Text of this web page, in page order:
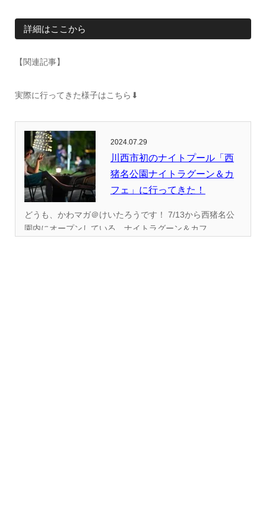
詳細はここから
【関連記事】
実際に行ってきた様子はこちら⬇︎
2024.07.29
川西市初のナイトプール「西
猪名公園ナイトラグーン＆カ
フェ」に行ってきた！
どうも、かわマガ＠けいたろうです！ 7/13から西猪名公
園内にオープンしている、ナイトラグーン＆カフ...